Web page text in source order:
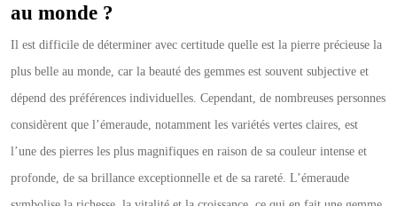
au monde ?
Il est difficile de déterminer avec certitude quelle est la pierre précieuse la
plus belle au monde, car la beauté des gemmes est souvent subjective et
dépend des préférences individuelles. Cependant, de nombreuses personnes
considèrent que l’émeraude, notamment les variétés vertes claires, est
l’une des pierres les plus magnifiques en raison de sa couleur intense et
profonde, de sa brillance exceptionnelle et de sa rareté. L’émeraude